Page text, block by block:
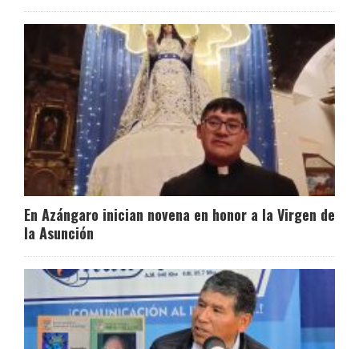
En Azángaro inician novena en honor a la Virgen de
la Asunción